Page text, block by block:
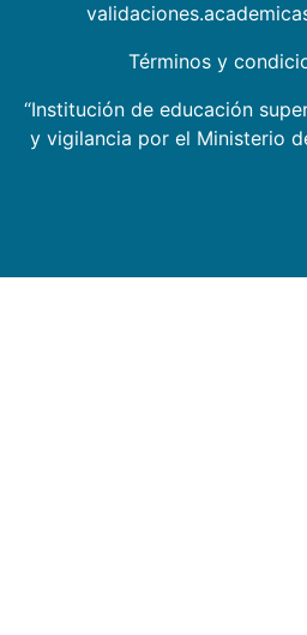
Términos y
“Institución de educación
y vigilancia por el Ministerio